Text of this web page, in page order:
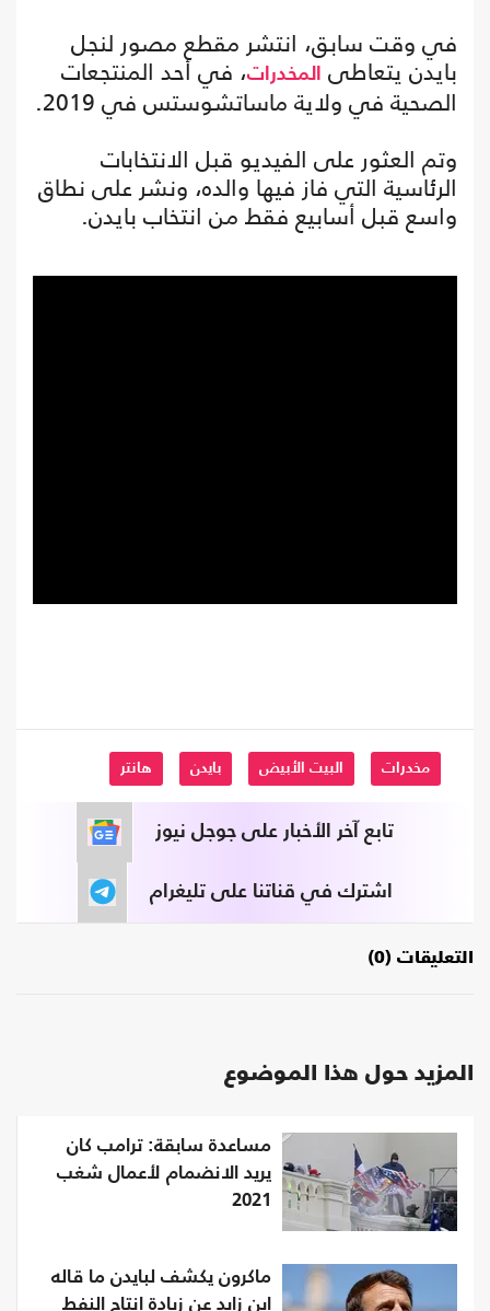
في وقت سابق، انتشر مقطع مصور لنجل
بايدن يتعاطى المخدرات، في أحد المنتجعات
الصحية في ولاية ماساتشوستس في 2019.
وتم العثور على الفيديو قبل الانتخابات
الرئاسية التي فاز فيها والده، ونشر على نطاق
واسع قبل أسابيع فقط من انتخاب بايدن.
مخدرات البيت الأبيض بايدن هانتر
تابع آخر الأخبار على جوجل نيوز
اشترك في قناتنا على تليغرام
التعليقات (0)
المزيد حول هذا الموضوع
مساعدة سابقة: ترامب كان
يريد الانضمام لأعمال شغب
2021
ماكرون يكشف لبايدن ما قاله
ابن زايد عن زيادة إنتاج النفط